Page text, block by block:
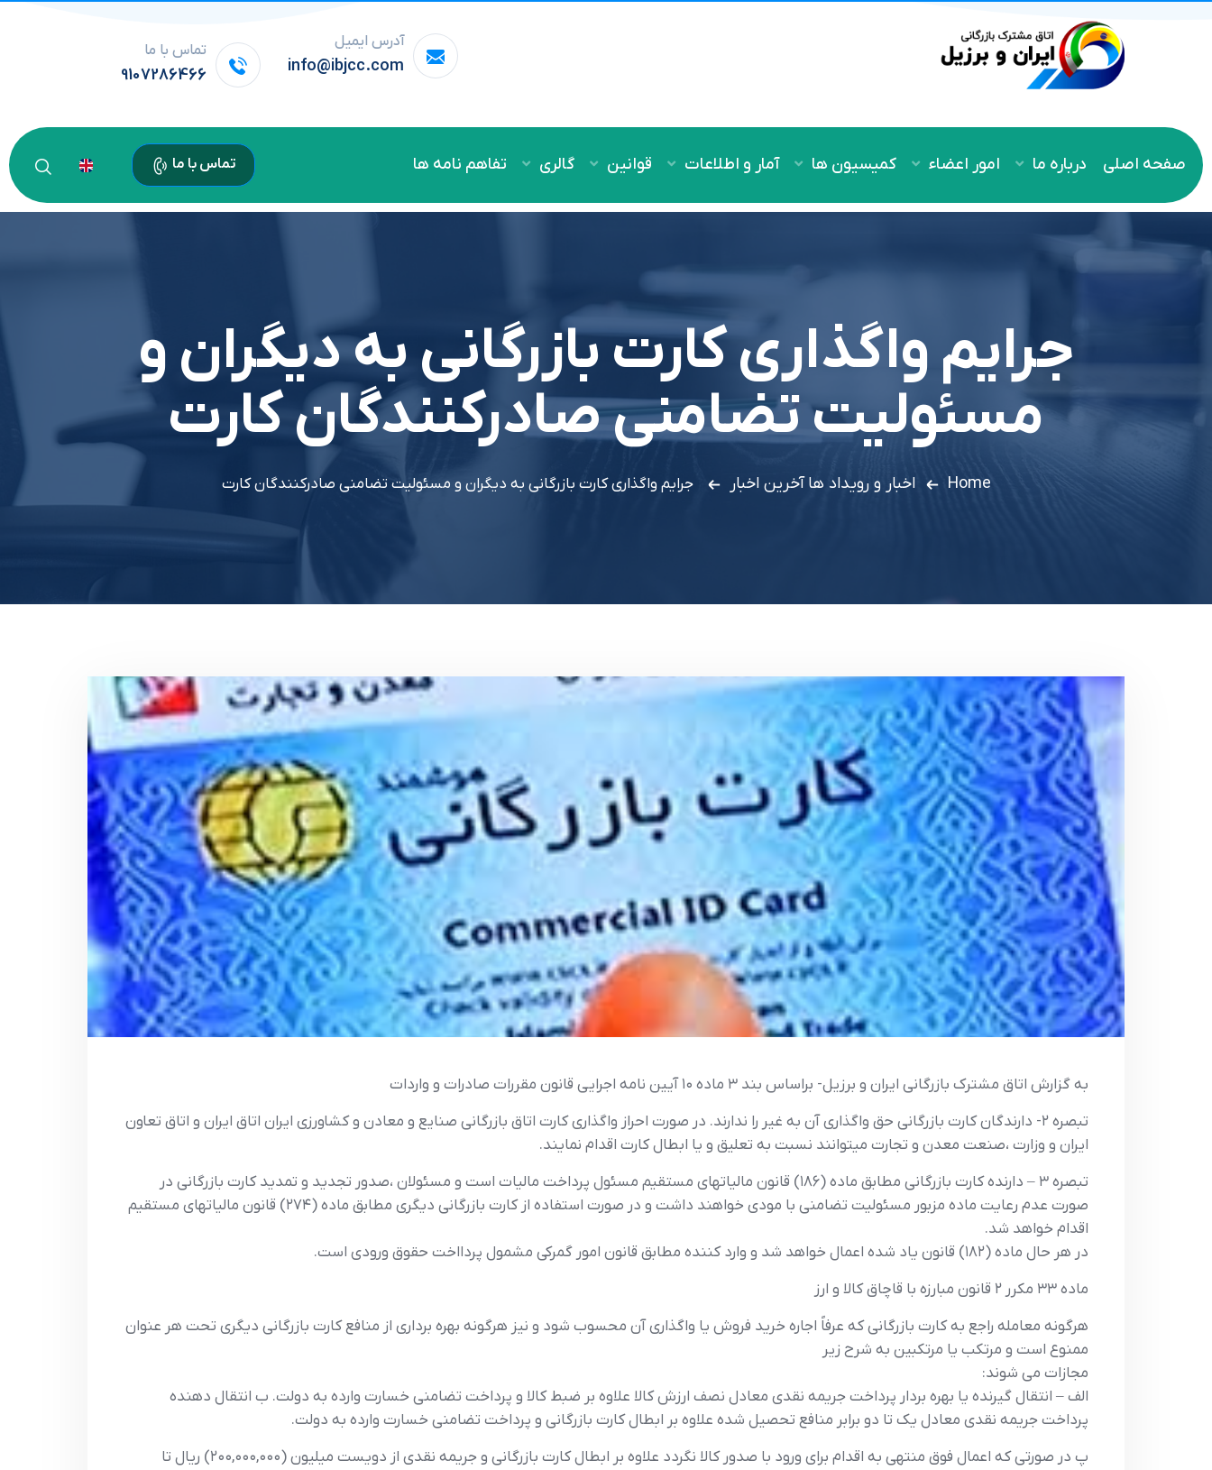
آدرس ایمیل
info@ibjcc.com
تماس با ما
9107286466
صفحه اصلی درباره ما امور اعضاء کمیسیون ها آمار و اطلاعات قوانین گالری تفاهم نامه ها تماس با ما
جرایم واگذاری کارت بازرگانی به دیگران و
مسئولیت تضامنی صادرکنندگان کارت
Home اخبار و رویداد ها آخرین اخبار جرایم واگذاری کارت بازرگانی به دیگران و مسئولیت تضامنی صادرکنندگان کارت
به گزارش اتاق مشترک بازرگانی ایران و برزیل- براساس بند ۳ ماده ۱۰ آیین نامه اجرایی قانون مقررات صادرات و واردات
تبصره ۲- دارندگان کارت بازرگانی حق واگذاری آن به غیر را ندارند. در صورت احراز واگذاری کارت اتاق بازرگانی صنایع و معادن و کشاورزی ایران اتاق ایران و اتاق تعاون
ایران و وزارت ،صنعت معدن و تجارت میتوانند نسبت به تعلیق و یا ابطال کارت اقدام نمایند.
تبصره ۳ – دارنده کارت بازرگانی مطابق ماده (۱۸۶) قانون مالیاتهای مستقیم مسئول پرداخت مالیات است و مسئولان ،صدور تجدید و تمدید کارت بازرگانی در
صورت عدم رعایت ماده مزبور مسئولیت تضامنی با مودی خواهند داشت و در صورت استفاده از کارت بازرگانی دیگری مطابق ماده (۲۷۴) قانون مالیاتهای مستقیم
اقدام خواهد شد.
در هر حال ماده (۱۸۲) قانون یاد شده اعمال خواهد شد و وارد کننده مطابق قانون امور گمرکی مشمول پردااخت حقوق ورودی است.
ماده ۳۳ مکرر ۲ قانون مبارزه با قاچاق کالا و ارز
هرگونه معامله راجع به کارت بازرگانی که عرفاً اجاره خرید فروش یا واگذاری آن محسوب شود و نیز هرگونه بهره برداری از منافع کارت بازرگانی دیگری تحت هر عنوان
ممنوع است و مرتکب یا مرتکبین به شرح زیر
مجازات می شوند:
الف – انتقال گیرنده یا بهره بردار پرداخت جریمه نقدی معادل نصف ارزش کالا علاوه بر ضبط کالا و پرداخت تضامنی خسارت وارده به دولت. ب انتقال دهنده
پرداخت جریمه نقدی معادل یک تا دو برابر منافع تحصیل شده علاوه بر ابطال کارت بازرگانی و پرداخت تضامنی خسارت وارده به دولت.
پ در صورتی که اعمال فوق منتهی به اقدام برای ورود با صدور کالا نگردد علاوه بر ابطال کارت بازرگانی و جریمه نقدی از دویست میلیون (۲۰۰,۰۰۰,۰۰۰) ریال تا